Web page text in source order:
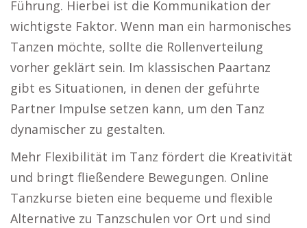
Führung. Hierbei ist die Kommunikation der
wichtigste Faktor. Wenn man ein harmonisches
Tanzen möchte, sollte die Rollenverteilung
vorher geklärt sein. Im klassischen Paartanz
gibt es Situationen, in denen der geführte
Partner Impulse setzen kann, um den Tanz
dynamischer zu gestalten.
Mehr Flexibilität im Tanz fördert die Kreativität
und bringt fließendere Bewegungen. Online
Tanzkurse bieten eine bequeme und flexible
Alternative zu Tanzschulen vor Ort und sind